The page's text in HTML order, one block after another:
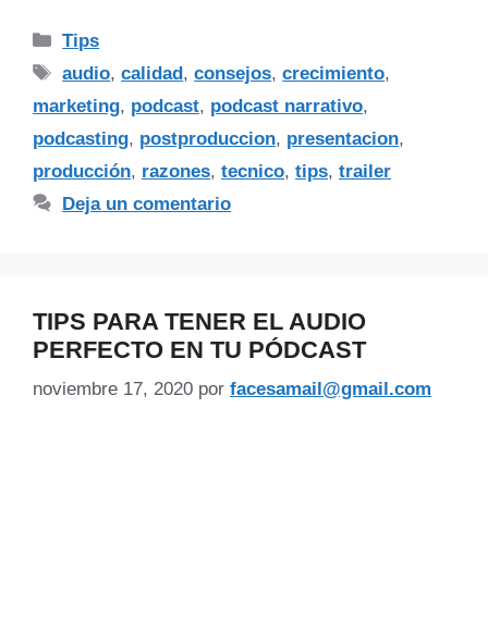
Tips
audio,calidad,consejos,crecimiento,
marketing, podcast, podcast narrativo,
podcasting, postproduccion, presentacion,
producción, razones, tecnico, tips, trailer
Deja un comentario
TIPS PARA TENER EL AUDIO
PERFECTO EN TU PÓDCAST
noviembre 17, 2020 por facesamail@gmail.com